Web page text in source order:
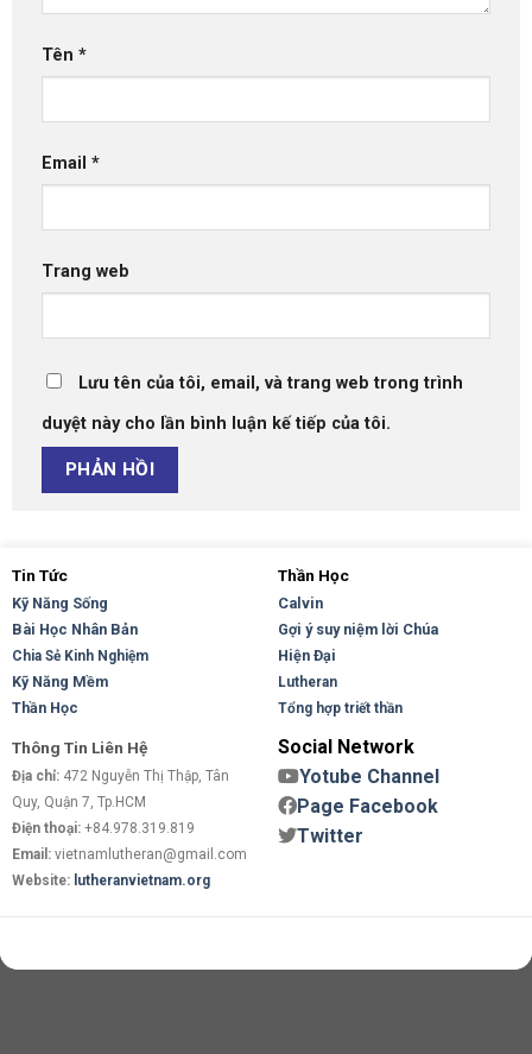
Tên *
Email *
Trang web
Lưu tên của tôi, email, và trang web trong trình
duyệt này cho lần bình luận kế tiếp của tôi.
Tin Tức
Kỹ Năng Sống
Bài Học Nhân Bản
Chia Sẻ Kinh Nghiệm
Kỹ Năng Mềm
Thần Học
Thần Học
Calvin
Gợi ý suy niệm lời Chúa
Hiện Đại
Lutheran
Tổng hợp triết thần
Thông Tin Liên Hệ
Địa chỉ: 472 Nguyễn Thị Thập, Tân
Quy, Quận 7, Tp.HCM
Điện thoại: +84.978.319.819
Email: vietnamlutheran@gmail.com
Website: lutheranvietnam.org
Social Network
Yotube Channel
Page Facebook
Twitter